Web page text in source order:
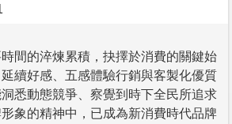
間的淬煉累積，抉擇於消費的關鍵始
續好感、五感體驗行銷與客製化優質
悉動態競爭、察覺到時下全民所追求
象的精神中，已成為新消費時代品牌